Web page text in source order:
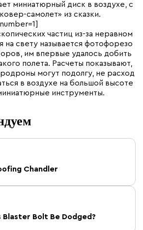
миниатюрный диск в воздухе, с
самолет» из сказки.
частиц из-за неравном
на свету называется фотофорезо
им впервые удалось добить
полета. Расчеты показывают,
могут подолгу, не расход
в воздухе на большой высоте
инструменты.
Chandler
Blaster Bolt Be Dodged?